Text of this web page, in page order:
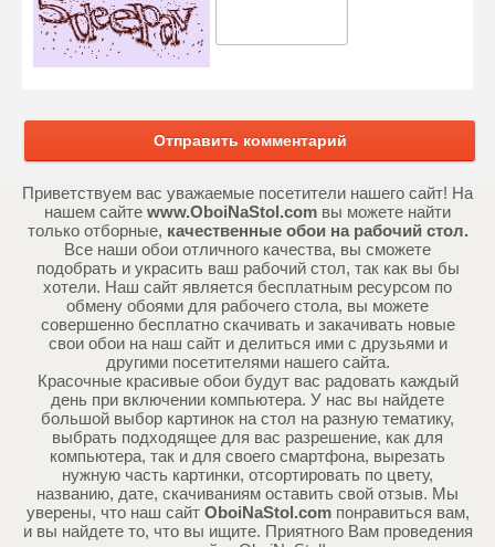
Отправить комментарий
Приветствуем вас уважаемые посетители нашего сайт! На
нашем сайте www.OboiNaStol.com вы можете найти
только отборные, качественные обои на рабочий стол.
Все наши обои отличного качества, вы сможете
подобрать и украсить ваш рабочий стол, так как вы бы
хотели. Наш сайт является бесплатным ресурсом по
обмену обоями для рабочего стола, вы можете
совершенно бесплатно скачивать и закачивать новые
свои обои на наш сайт и делиться ими с друзьями и
другими посетителями нашего сайта.
Красочные красивые обои будут вас радовать каждый
день при включении компьютера. У нас вы найдете
большой выбор картинок на стол на разную тематику,
выбрать подходящее для вас разрешение, как для
компьютера, так и для своего смартфона, вырезать
нужную часть картинки, отсортировать по цвету,
названию, дате, скачиваниям оставить свой отзыв. Мы
уверены, что наш сайт OboiNaStol.comпонравиться вам,
и вы найдете то, что вы ищите. Приятного Вам проведения